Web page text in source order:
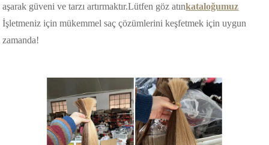
aşarak güveni ve tarzı artırmaktır.Lütfen göz atınkataloğumuz
İşletmeniz için mükemmel saç çözümlerini keşfetmek için uygun
zamanda!